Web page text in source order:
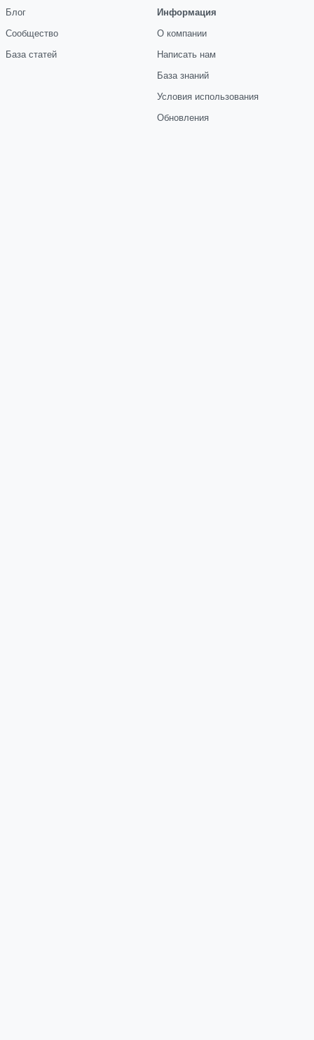
Блог
Сообщество
База статей
Информация
О компании
Написать нам
База знаний
Условия использования
Обновления